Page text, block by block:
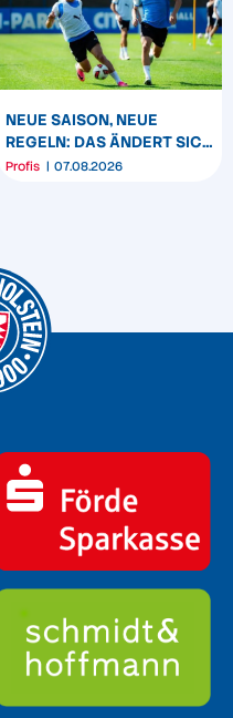
NEUE SAISON, NEUE
REGELN: DAS ÄNDERT SICH
ZUM START DER 2.
Profis 07.08.2026